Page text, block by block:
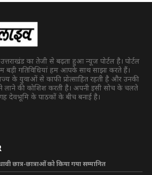
उत्तराखंड का तेजी से बढ़ता हुआ न्यूज पोर्टल है। पोर्टल
बड़ी गतिविधियां हम आपके साथ साझा करते हैं।
के युवाओं से काफी प्रोत्साहित रहती है और उनकी
लाने की कोशिश करती है। अपनी इसी सोच के चलते
देवभूमि के पाठकों के बीच बनाई है।
छात्र-छात्राओं को किया गया सम्मानित